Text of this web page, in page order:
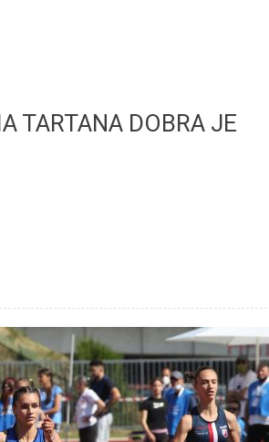
TARTANA DOBRA JE